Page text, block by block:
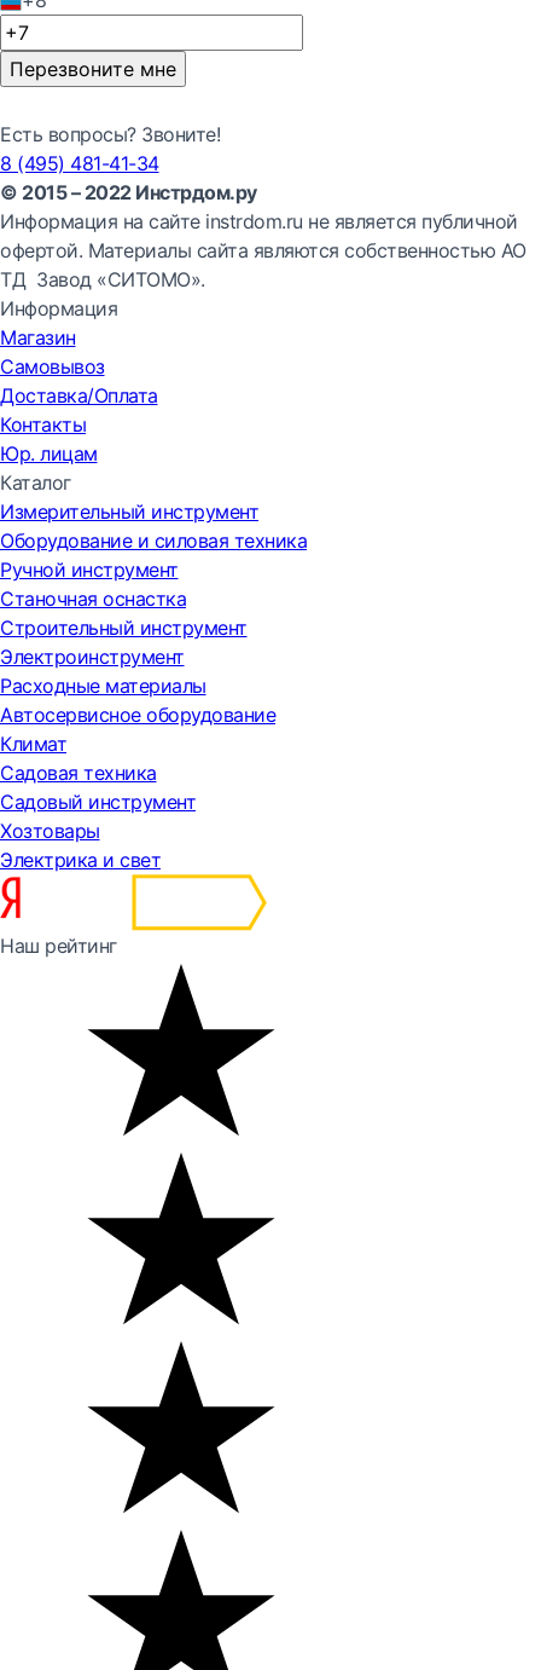
Перезвоните мне
Есть вопросы? Звоните!
8 (495) 481-41-34
© 2015 – 2022 Инстрдом.ру
Информация на сайте instrdom.ru не является публичной
офертой. Материалы сайта являются собственностью АО
ТД Завод «СИТОМО».
Информация
Магазин
Самовывоз
Доставка/Оплата
Контакты
Юр. лицам
Каталог
Измерительный инструмент
Оборудование и силовая техника
Ручной инструмент
Станочная оснастка
Строительный инструмент
Электроинструмент
Расходные материалы
Автосервисное оборудование
Климат
Садовая техника
Садовый инструмент
Хозтовары
Электрика и свет
Наш рейтинг